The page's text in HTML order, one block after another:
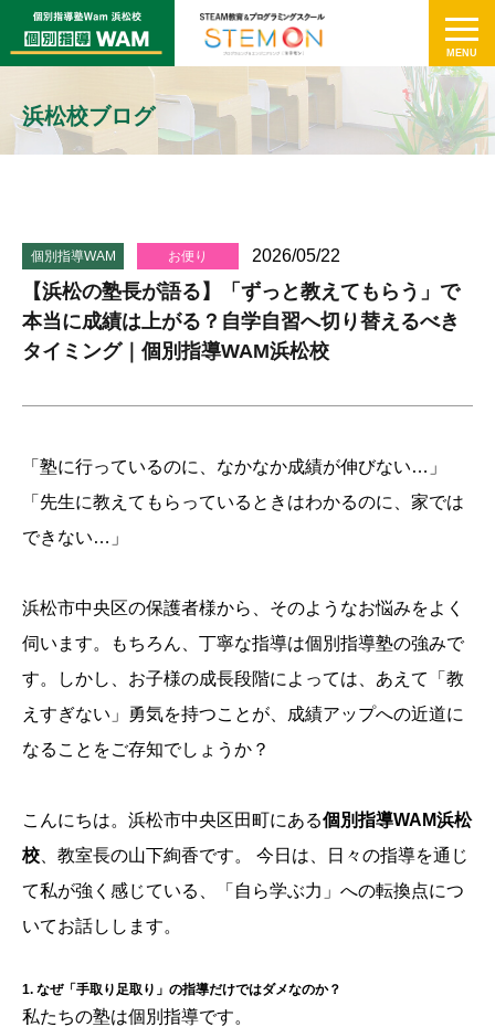
浜松校ブログ
個別指導WAM お便り 2026/05/22
【浜松の塾長が語る】「ずっと教えてもらう」で
本当に成績は上がる？自学自習へ切り替えるべき
タイミング｜個別指導WAM浜松校
「塾に行っているのに、なかなか成績が伸びない…」
「先生に教えてもらっているときはわかるのに、家では
できない…」
浜松市中央区の保護者様から、そのようなお悩みをよく
伺います。もちろん、丁寧な指導は個別指導塾の強みで
す。しかし、お子様の成長段階によっては、あえて「教
えすぎない」勇気を持つことが、成績アップへの近道に
なることをご存知でしょうか？
こんにちは。浜松市中央区田町にある個別指導WAM浜松
校 、教室長の山下絢香です。 今日は、日々の指導を通じ
て私が強く感じている、「自ら学ぶ力」への転換点につ
いてお話しします。
1. なぜ「手取り足取り」の指導だけではダメなのか？
私たちの塾は個別指導です。